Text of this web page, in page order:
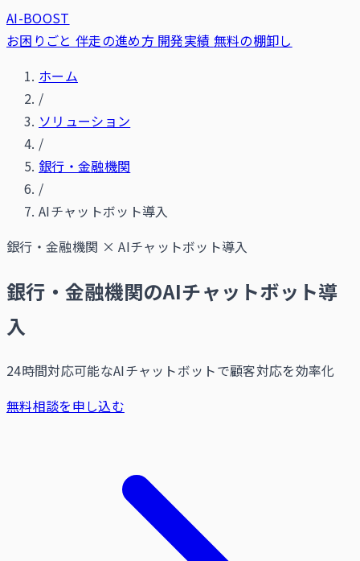
AI-BOOST
お困りごと 伴走の進め方 開発実績 無料の棚卸し
ホーム
/
ソリューション
/
銀行・金融機関
/
AIチャットボット導入
銀行・金融機関 × AIチャットボット導入
銀行・金融機関のAIチャットボット導
入
24時間対応可能なAIチャットボットで顧客対応を効率化
無料相談を申し込む